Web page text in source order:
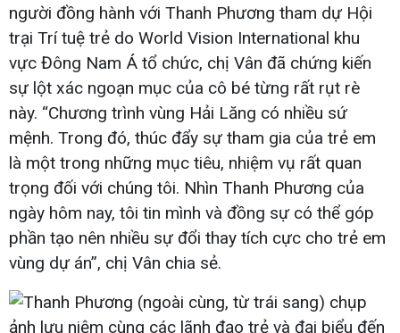
người đồng hành với Thanh Phương tham dự Hội
trại Trí tuệ trẻ do World Vision International khu
vực Đông Nam Á tổ chức, chị Vân đã chứng kiến
sự lột xác ngoạn mục của cô bé từng rất rụt rè
này. “Chương trình vùng Hải Lăng có nhiều sứ
mệnh. Trong đó, thúc đẩy sự tham gia của trẻ em
là một trong những mục tiêu, nhiệm vụ rất quan
trọng đối với chúng tôi. Nhìn Thanh Phương của
ngày hôm nay, tôi tin mình và đồng sự có thể góp
phần tạo nên nhiều sự đổi thay tích cực cho trẻ em
vùng dự án”, chị Vân chia sẻ.